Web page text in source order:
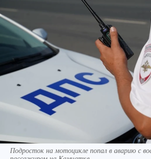
Подросток на мотоцикле попал в аварию с